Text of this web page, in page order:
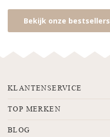
Bekijk onze bestsellers
KLANTENSERVICE
TOP MERKEN
BLOG